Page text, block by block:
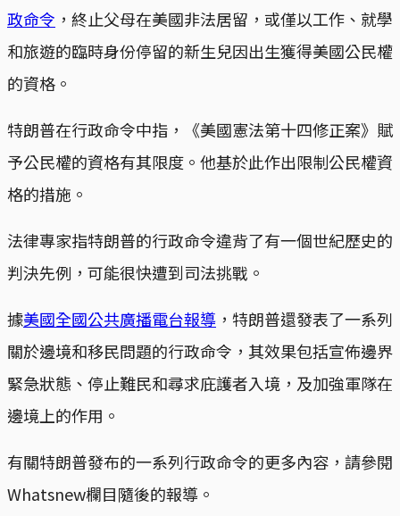
政命令 ，終止父母在美國非法居留，或僅以工作、就學
和旅遊的臨時身份停留的新生兒因出生獲得美國公民權
的資格。
特朗普在行政命令中指，《美國憲法第十四修正案》賦
予公民權的資格有其限度。他基於此作出限制公民權資
格的措施。
法律專家指特朗普的行政命令違背了有一個世紀歷史的
判決先例，可能很快遭到司法挑戰。
據美國全國公共廣播電台報導 ，特朗普還發表了一系列
關於邊境和移民問題的行政命令，其效果包括宣佈邊界
緊急狀態、停止難民和尋求庇護者入境，及加強軍隊在
邊境上的作用。
有關特朗普發布的一系列行政命令的更多內容，請參閱
Whatsnew欄目隨後的報導。